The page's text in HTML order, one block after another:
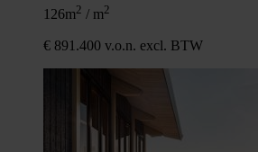
126m2 / m2
€ 891.400 v.o.n. excl. BTW